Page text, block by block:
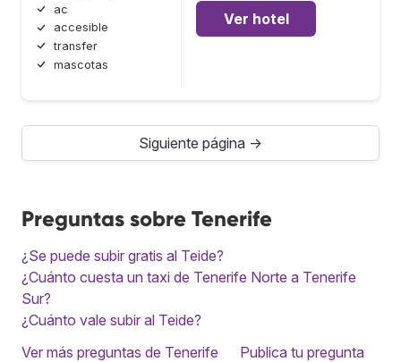
ac
accesible
transfer
mascotas
Ver hotel
Siguiente página →
Preguntas sobre Tenerife
¿Se puede subir gratis al Teide?
¿Cuánto cuesta un taxi de Tenerife Norte a Tenerife
Sur?
¿Cuánto vale subir al Teide?
Ver más preguntas de Tenerife
Publica tu pregunta